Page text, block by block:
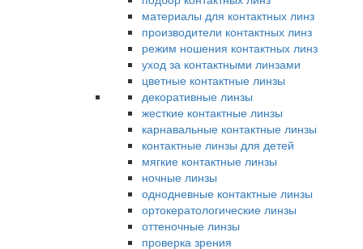
материалы для контактных линз
производители контактных линз
режим ношения контактных линз
уход за контактными линзами
цветные контактные линзы
декоративные линзы
жесткие контактные линзы
карнавальные контактные линзы
контактные линзы для детей
мягкие контактные линзы
ночные линзы
однодневные контактные линзы
ортокератологические линзы
оттеночные линзы
проверка зрения